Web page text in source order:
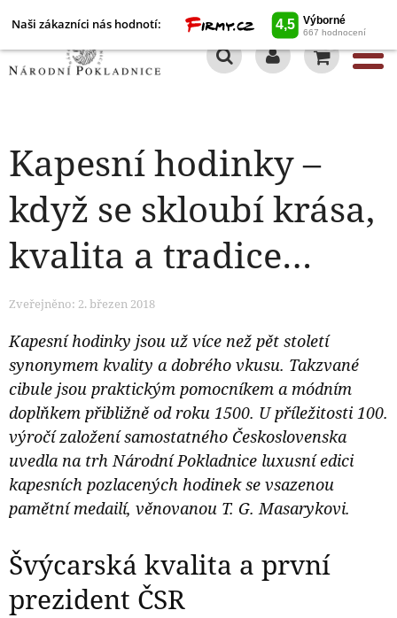
Naši zákazníci nás hodnotí:
Kapesní hodinky –
když se skloubí krása,
kvalita a tradice…
Zveřejněno: 2. březen 2018
Kapesní hodinky jsou už více než pět století
synonymem kvality a dobrého vkusu. Takzvané
cibule jsou praktickým pomocníkem a módním
doplňkem přibližně od roku 1500. U příležitosti 100.
výročí založení samostatného Československa
uvedla na trh Národní Pokladnice luxusní edici
kapesních pozlacených hodinek se vsazenou
pamětní medailí, věnovanou T. G. Masarykovi.
Švýcarská kvalita a první
prezident ČSR